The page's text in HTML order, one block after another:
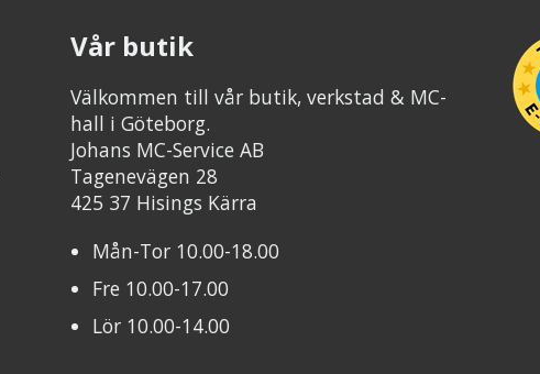
Vår butik
Välkommen till vår butik, verkstad & MC-
hall i Göteborg.
Johans MC-Service AB
Tagenevägen 28
425 37 Hisings Kärra
Mån-Tor 10.00-18.00
Fre 10.00-17.00
Lör 10.00-14.00